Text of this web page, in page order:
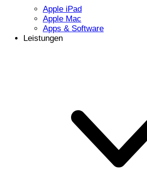
Apple iPad
Apple Mac
Apps & Software
Leistungen